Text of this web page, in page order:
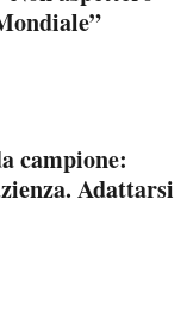
campione:
Adattarsi